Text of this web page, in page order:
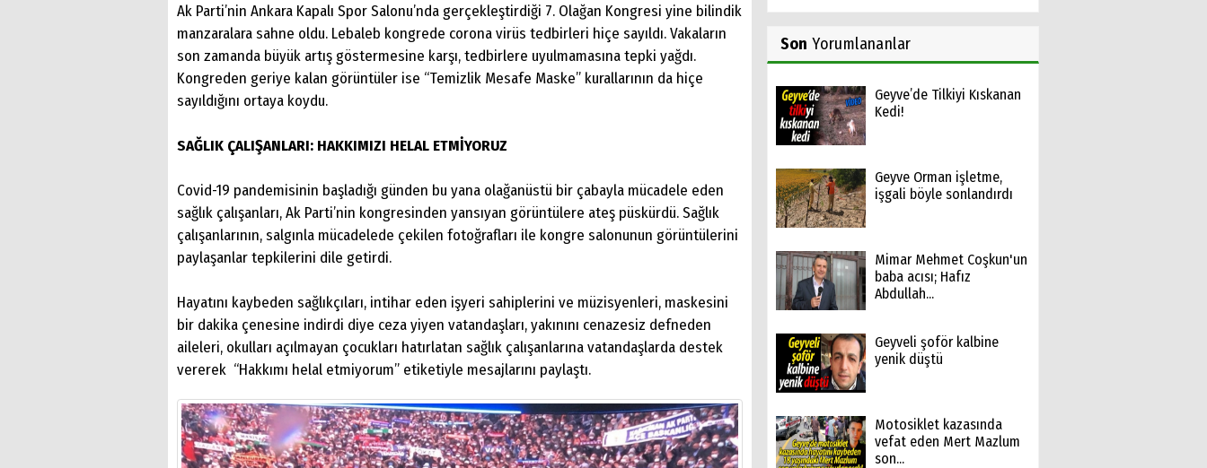
Ak Parti’nin Ankara Kapalı Spor Salonu’nda gerçekleştirdiği 7. Olağan Kongresi yine bilindik
manzaralara sahne oldu. Lebaleb kongrede corona virüs tedbirleri hiçe sayıldı. Vakaların
son zamanda büyük artış göstermesine karşı, tedbirlere uyulmamasına tepki yağdı.
Kongreden geriye kalan görüntüler ise “Temizlik Mesafe Maske” kurallarının da hiçe
sayıldığını ortaya koydu.
SAĞLIK ÇALIŞANLARI: HAKKIMIZI HELAL ETMİYORUZ
Covid-19 pandemisinin başladığı günden bu yana olağanüstü bir çabayla mücadele eden
sağlık çalışanları, Ak Parti’nin kongresinden yansıyan görüntülere ateş püskürdü. Sağlık
çalışanlarının, salgınla mücadelede çekilen fotoğrafları ile kongre salonunun görüntülerini
paylaşanlar tepkilerini dile getirdi.
Hayatını kaybeden sağlıkçıları, intihar eden işyeri sahiplerini ve müzisyenleri, maskesini
bir dakika çenesine indirdi diye ceza yiyen vatandaşları, yakınını cenazesiz defneden
aileleri, okulları açılmayan çocukları hatırlatan sağlık çalışanlarına vatandaşlarda destek
vererek “Hakkımı helal etmiyorum” etiketiyle mesajlarını paylaştı.
Son Yorumlananlar
Geyve’de Tilkiyi Kıskanan
Kedi!
Geyve Orman işletme,
işgali böyle sonlandırdı
Mimar Mehmet Coşkun'un
baba acısı; Hafız
Abdullah...
Geyveli şoför kalbine
yenik düştü
Motosiklet kazasında
vefat eden Mert Mazlum
son...